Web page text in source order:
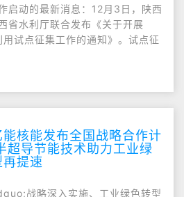
启动的最新消息：12月3日，陕西
省水利厅联合发布《关于开展
试点征集工作的通知》。试点征
能核能发布全国战略合作计
超导节能技术助力工业绿
提速
战略深入实施、工业绿色转型